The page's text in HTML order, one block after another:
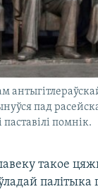
пад
паставілі помнік.
такое
палітыка